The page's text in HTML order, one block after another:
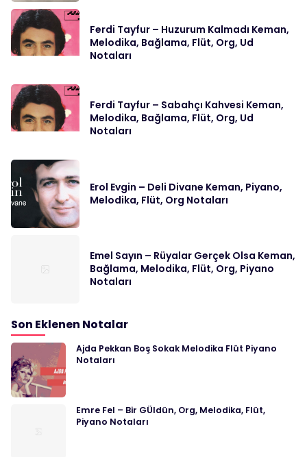
Ferdi Tayfur – Huzurum Kalmadı Keman,
Melodika, Bağlama, Flüt, Org, Ud
Notaları
Ferdi Tayfur – Sabahçı Kahvesi Keman,
Melodika, Bağlama, Flüt, Org, Ud
Notaları
Erol Evgin – Deli Divane Keman, Piyano,
Melodika, Flüt, Org Notaları
Emel Sayın – Rüyalar Gerçek Olsa Keman,
Bağlama, Melodika, Flüt, Org, Piyano
Notaları
Son Eklenen Notalar
Ajda Pekkan Boş Sokak Melodika Flüt Piyano
Notaları
Emre Fel – Bir GÜldün, Org, Melodika, Flüt,
Piyano Notaları